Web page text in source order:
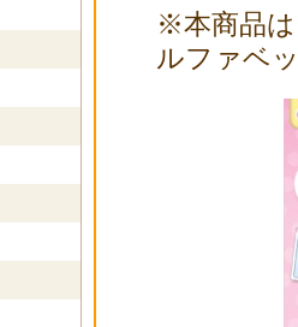
※本商品
ルファベ